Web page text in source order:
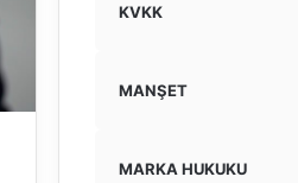
KVKK
MANŞET
MARKA HUKUKU